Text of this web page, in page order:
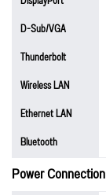
D-Sub/VGA
Thunderbolt
Wireless LAN
Ethernet LAN
Bluetooth
Power Connection